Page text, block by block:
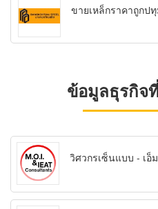
ขายเหล็กราคาถูกป
ข้อมูลธุรกิจ
วิศวกรเซ็นแบบ - เอ็